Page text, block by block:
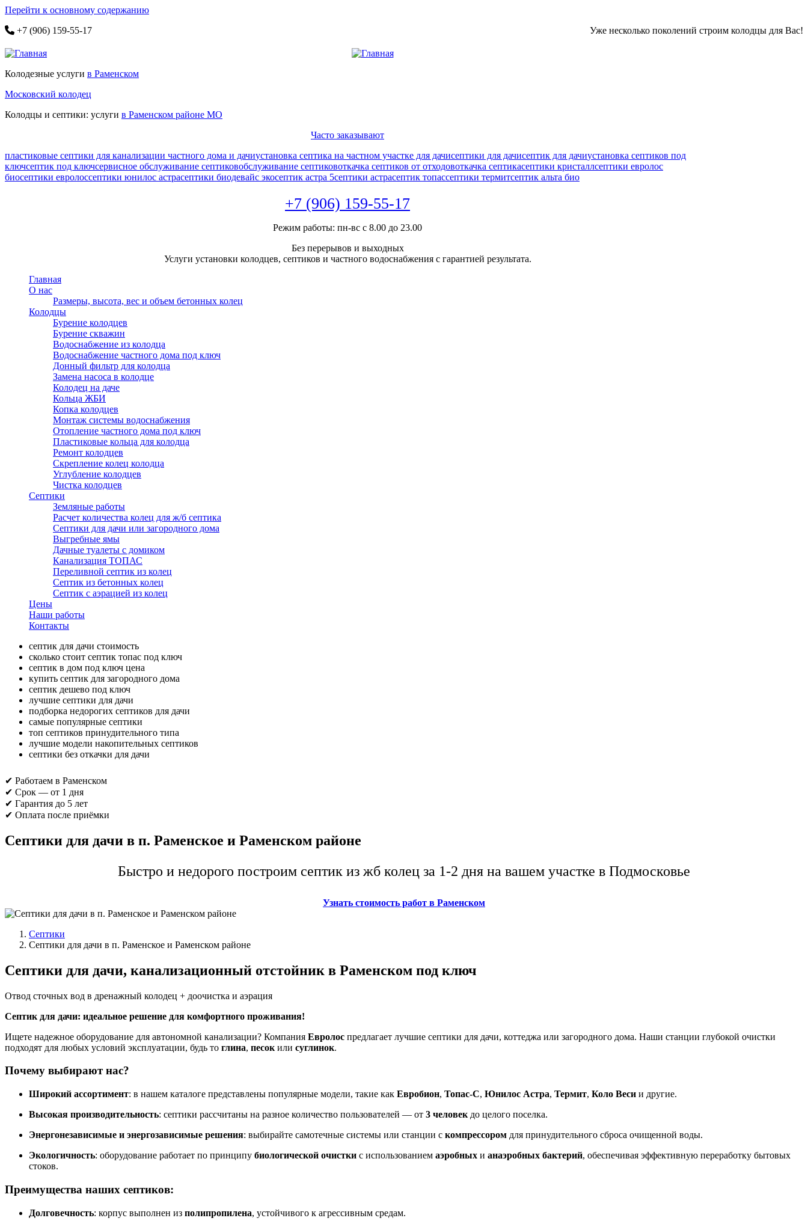
Перейти к основному содержанию
+7 (906) 159-55-17
Уже несколько поколений строим колодцы для Вас!
Колодезные услуги в Раменском
Московский колодец
Колодцы и септики: услуги в Раменском районе МО
Часто заказывают
пластиковые септики для канализации частного дома и дачиустановка септика на частном участке для дачисептики для дачисептик для дачиустановка септиков под
ключсептик под ключсервисное обслуживание септиковобслуживание септиковоткачка септиков от отходовоткачка септикасептики кристаллсептики евролос
биосептики евролоссептики юнилос астрасептики биодевайс экосептик астра 5септики астрасептик топассептики термитсептик альта био
+7 (906) 159-55-17
Режим работы: пн-вс с 8.00 до 23.00
Без перерывов и выходных
Услуги установки колодцев, септиков и частного водоснабжения с гарантией результата.
Главная
О нас
Размеры, высота, вес и объем бетонных колец
Колодцы
Бурение колодцев
Бурение скважин
Водоснабжение из колодца
Водоснабжение частного дома под ключ
Донный фильтр для колодца
Замена насоса в колодце
Колодец на даче
Кольца ЖБИ
Копка колодцев
Монтаж системы водоснабжения
Отопление частного дома под ключ
Пластиковые кольца для колодца
Ремонт колодцев
Скрепление колец колодца
Углубление колодцев
Чистка колодцев
Септики
Земляные работы
Расчет количества колец для ж/б септика
Септики для дачи или загородного дома
Выгребные ямы
Дачные туалеты с домиком
Канализация ТОПАС
Переливной септик из колец
Септик из бетонных колец
Септик с аэрацией из колец
Цены
Наши работы
Контакты
септик для дачи стоимость
сколько стоит септик топас под ключ
септик в дом под ключ цена
купить септик для загородного дома
септик дешево под ключ
лучшие септики для дачи
подборка недорогих септиков для дачи
самые популярные септики
топ септиков принудительного типа
лучшие модели накопительных септиков
септики без откачки для дачи
✔ Работаем в Раменском
✔ Срок — от 1 дня
✔ Гарантия до 5 лет
✔ Оплата после приёмки
Септики для дачи в п. Раменское и Раменском районе
Быстро и недорого построим септик из жб колец за 1-2 дня на вашем участке в Подмосковье
Узнать стоимость работ в Раменском
Септики
Септики для дачи в п. Раменское и Раменском районе
Септики для дачи, канализационный отстойник в Раменском под ключ
Отвод сточных вод в дренажный колодец + доочистка и аэрация
Септик для дачи: идеальное решение для комфортного проживания!
Ищете надежное оборудование для автономной канализации? Компания Евролос предлагает лучшие септики для дачи, коттеджа или загородного дома. Наши станции глубокой очистки
подходят для любых условий эксплуатации, будь то глина, песок или суглинок.
Почему выбирают нас?
Широкий ассортимент: в нашем каталоге представлены популярные модели, такие как Евробион, Топас-С, Юнилос Астра, Термит, Коло Веси и другие.
Высокая производительность: септики рассчитаны на разное количество пользователей — от 3 человек до целого поселка.
Энергонезависимые и энергозависимые решения: выбирайте самотечные системы или станции с компрессором для принудительного сброса очищенной воды.
Экологичность: оборудование работает по принципу биологической очистки с использованием аэробных и анаэробных бактерий, обеспечивая эффективную переработку бытовых
стоков.
Преимущества наших септиков:
Долговечность: корпус выполнен из полипропилена, устойчивого к агрессивным средам.